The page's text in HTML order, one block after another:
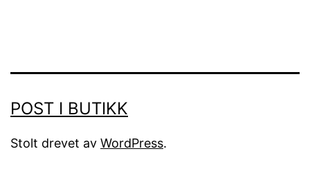
POST I BUTIKK
Stolt drevet av WordPress.